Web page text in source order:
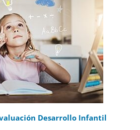
Desarrollo Infantil